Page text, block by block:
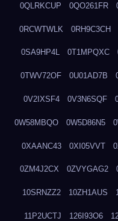
0QLRKCUP 0QO261FR
0RCWTWLK 0RH9C3CH
0SA9HP4L 0T1MPQXC
0TWV72OF 0U01AD7B
0V2IXSF4 0V3N6SQF
0W58MBQO 0W5D86N5
0XAANC43 0XI05VVT
0ZM4J2CX 0ZVYGAG2
10SRNZZ2 10ZH1AUS
11P2UCTJ 126I93O6